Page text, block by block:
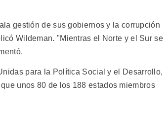
gestión de sus gobiernos y la corrupción
Wildeman. "Mientras el Norte y el Sur se
para la Política Social y el Desarrollo,
unos 80 de los 188 estados miembros